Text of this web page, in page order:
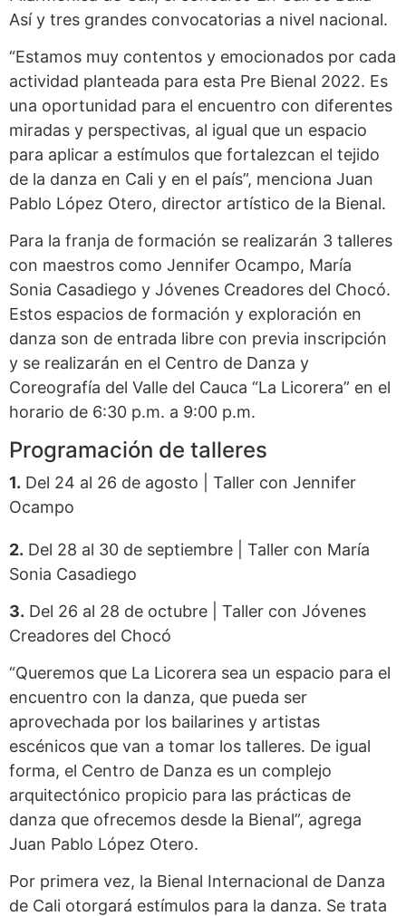
Así y tres grandes convocatorias a nivel nacional.
“Estamos muy contentos y emocionados por cada
actividad planteada para esta Pre Bienal 2022. Es
una oportunidad para el encuentro con diferentes
miradas y perspectivas, al igual que un espacio
para aplicar a estímulos que fortalezcan el tejido
de la danza en Cali y en el país”, menciona Juan
Pablo López Otero, director artístico de la Bienal.
Para la franja de formación se realizarán 3 talleres
con maestros como Jennifer Ocampo, María
Sonia Casadiego y Jóvenes Creadores del Chocó.
Estos espacios de formación y exploración en
danza son de entrada libre con previa inscripción
y se realizarán en el Centro de Danza y
Coreografía del Valle del Cauca “La Licorera” en el
horario de 6:30 p.m. a 9:00 p.m.
Programación de talleres
1. Del 24 al 26 de agosto | Taller con Jennifer
Ocampo
2. Del 28 al 30 de septiembre | Taller con María
Sonia Casadiego
3. Del 26 al 28 de octubre | Taller con Jóvenes
Creadores del Chocó
“Queremos que La Licorera sea un espacio para el
encuentro con la danza, que pueda ser
aprovechada por los bailarines y artistas
escénicos que van a tomar los talleres. De igual
forma, el Centro de Danza es un complejo
arquitectónico propicio para las prácticas de
danza que ofrecemos desde la Bienal”, agrega
Juan Pablo López Otero.
Por primera vez, la Bienal Internacional de Danza
de Cali otorgará estímulos para la danza. Se trata